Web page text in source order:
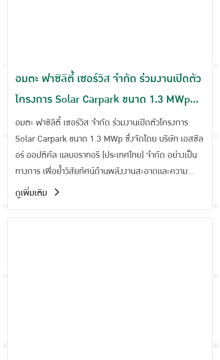
อมตะ ฟาซิลิตี้ เซอร์วิส จํากัด ร่วมงานเปิดตัว
โครงการ Solar Carpark ขนาด 1.3 MWp
เดินหน้าพลังงานสะอาด โดย เอสซีลอร์
ออปติคัล แลบอราทอรี (ประเทศไทย) อย่าง
เป็นทางการ
อมตะ ฟาซิลิตี้ เซอร์วิส จํากัด ร่วมงานเปิดตัวโครงการ
Solar Carpark ขนาด 1.3 MWp ซึ่งจัดโดย บริษัท เอสซีล
อร์ ออปติคัล แลบอราทอรี (ประเทศไทย) จำกัด อย่างเป็น
ทางการ เพื่อย้ำวิสัยทัศน์ด้านพลังงานสะอาดและความ
ยั่งยืนระยะยาว
ดูเพิ่มเติม